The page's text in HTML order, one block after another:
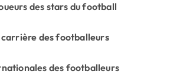
des stars du football
des footballeurs
des footballeurs